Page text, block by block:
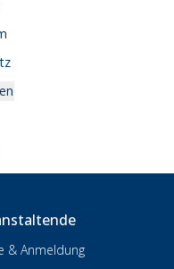
& Anmeldung